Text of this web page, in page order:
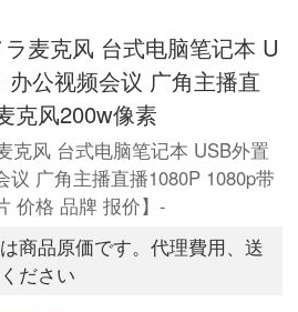
麦克风 台式电脑笔记本 U
公视频会议 广角主播直
克风200w像素
克风 台式电脑笔记本 USB外置
议 广角主播直播1080P 1080p带
价格 品牌 报价】-
商品原価です。代理費用、送
ださい